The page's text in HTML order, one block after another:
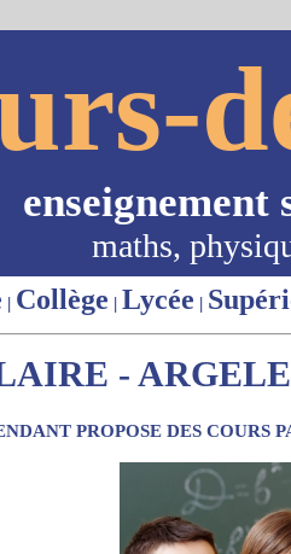
maths,
| Collège | Lycée |
-
PROPOSE DES COURS